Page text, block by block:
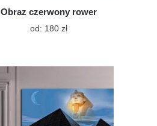
Obraz czerwony rower
od: 180 złTen
wiele
Opcje
można
wybrać